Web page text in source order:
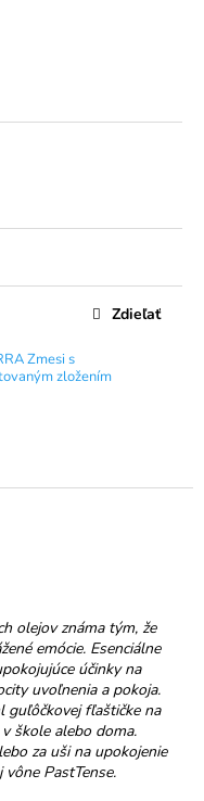
Zmesi s
zložením
Zdieľať
olejov známa tým, že
emócie. Esenciálne
účinky na
uvoľnenia a pokoja.
guľôčkovej fľaštičke na
škole alebo doma.
za uši na upokojenie
PastTense.